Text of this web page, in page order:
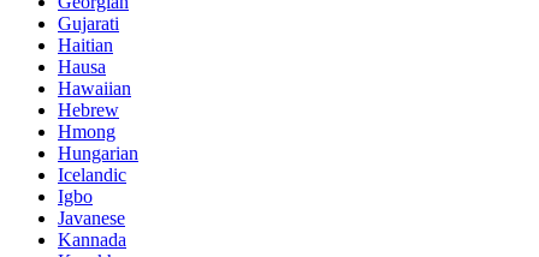
Gujarati
Haitian
Hausa
Hawaiian
Hebrew
Hmong
Hungarian
Icelandic
Igbo
Javanese
Kannada